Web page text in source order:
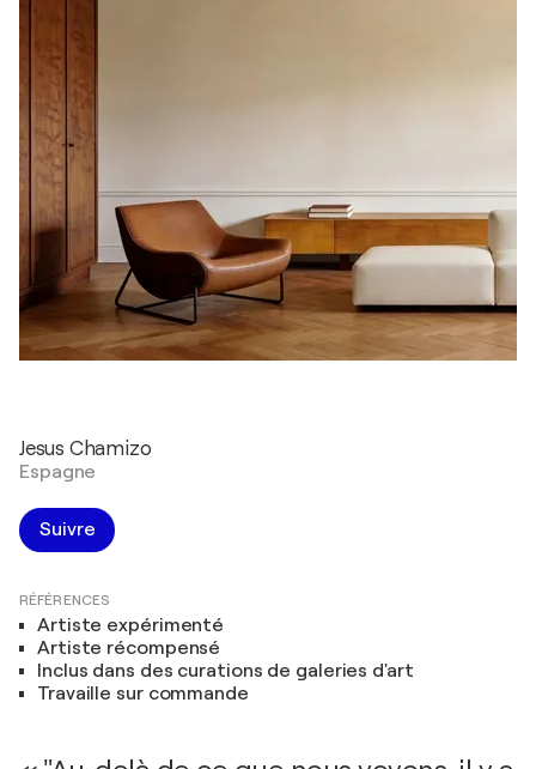
Jesus Chamizo
Espagne
Suivre
RÉFÉRENCES
Artiste expérimenté
Artiste récompensé
Inclus dans des curations de galeries d'art
Travaille sur commande